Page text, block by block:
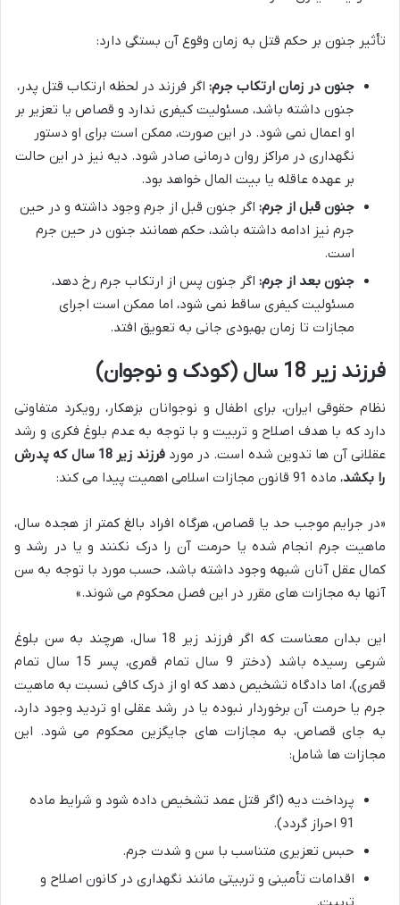
تأثیر جنون بر حکم قتل به زمان وقوع آن بستگی دارد:
جنون در زمان ارتکاب جرم: اگر فرزند در لحظه ارتکاب قتل پدر،
جنون داشته باشد، مسئولیت کیفری ندارد و قصاص یا تعزیر بر
او اعمال نمی شود. در این صورت، ممکن است برای او دستور
نگهداری در مراکز روان درمانی صادر شود. دیه نیز در این حالت
بر عهده عاقله یا بیت المال خواهد بود.
جنون قبل از جرم: اگر جنون قبل از جرم وجود داشته و در حین
جرم نیز ادامه داشته باشد، حکم همانند جنون در حین جرم
است.
جنون بعد از جرم: اگر جنون پس از ارتکاب جرم رخ دهد،
مسئولیت کیفری ساقط نمی شود، اما ممکن است اجرای
مجازات تا زمان بهبودی جانی به تعویق افتد.
فرزند زیر 18 سال (کودک و نوجوان)
نظام حقوقی ایران، برای اطفال و نوجوانان بزهکار، رویکرد متفاوتی
دارد که با هدف اصلاح و تربیت و با توجه به عدم بلوغ فکری و رشد
عقلانی آن ها تدوین شده است. در مورد
فرزند زیر 18 سال که پدرش
را بکشد، ماده 91 قانون مجازات اسلامی اهمیت پیدا می کند:
«در جرایم موجب حد یا قصاص، هرگاه افراد بالغ کمتر از هجده سال،
ماهیت جرم انجام شده یا حرمت آن را درک نکنند و یا در رشد و
کمال عقل آنان شبهه وجود داشته باشد، حسب مورد با توجه به سن
آنها به مجازات های مقرر در این فصل محکوم می شوند.»
این بدان معناست که اگر فرزند زیر 18 سال، هرچند به سن بلوغ
شرعی رسیده باشد (دختر 9 سال تمام قمری، پسر 15 سال تمام
قمری)، اما دادگاه تشخیص دهد که او از درک کافی نسبت به ماهیت
جرم یا حرمت آن برخوردار نبوده یا در رشد عقلی او تردید وجود دارد،
به جای قصاص، به مجازات های جایگزین محکوم می شود. این
مجازات ها شامل:
پرداخت دیه (اگر قتل عمد تشخیص داده شود و شرایط ماده
91 احراز گردد).
حبس تعزیری متناسب با سن و شدت جرم.
اقدامات تأمینی و تربیتی مانند نگهداری در کانون اصلاح و